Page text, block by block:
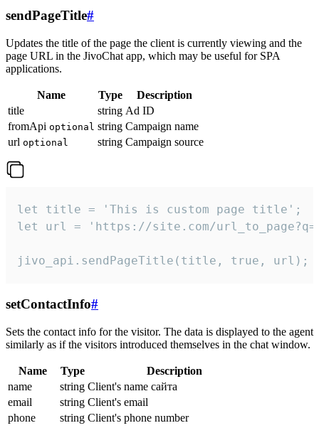
sendPageTitle#
Updates the title of the page the client is currently viewing and the
page URL in the JivoChat app, which may be useful for SPA
applications.
Name Type
Description
title
string Ad ID
fromApi optional string Campaign name
url optional string Campaign source
let title = 'This is custom page title';
let url = 'https://site.com/
jivo_api.sendPageTitle(title, true, url);
setContactInfo#
Sets the contact info for the visitor. The data is displayed to the agent
similarly as if the visitors introduced themselves in the chat window.
Name Type
Description
name
string Client's name сайта
email
string Client's email
phone
string Client's phone number